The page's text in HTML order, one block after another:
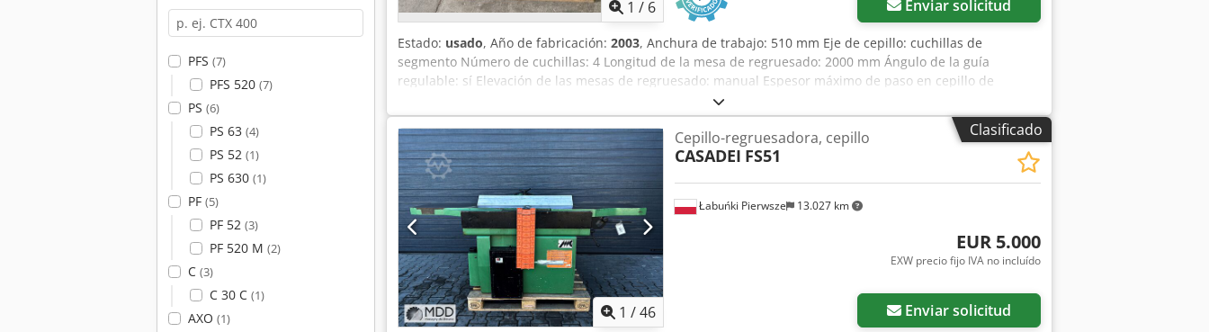
PFS (7)
PFS 520 (7)
PS (6)
PS 63 (4)
PS 52 (1)
PS 630 (1)
PF (5)
PF 52 (3)
PF 520 M (2)
C (3)
C 30 C (1)
AXO (1)
1 / 6 Enviar solicitud
Estado: usado, Año de fabricación: 2003, Anchura de trabajo: 510 mm Eje de cepillo: cuchillas de
segmento Número de cuchillas: 4 Longitud de la mesa de regruesado: 2000 mm Ángulo de la guía
regulable: sí Elevación de las mesas de regruesado: manual Espesor máximo de paso en cepillo de
regrueso: 230 mm Ajuste de altura de la mesa de grueso: eléctrico Indicación del espesor del cepillado:
pantalla digital Velocidad de avance: 7 / 14 m/min Rodillo de alimentación: acero Rodillo de salida: acero
Barra de presión: continua Rodillos en la mesa: sí Potencia del motor: 5,5 kW Dcjdpfx Aoxgn N Rsizjk Freno
del motor: sí Conexión de aspiración: 160 mm Longitud de la máquina: 2200 mm Anchura de la máquina:
950 mm Peso: 800 kg
Clasificado
1 /46
Łabuńki Pierwsze 13.027 km
Cepillo-regruesadora, cepillo
CASADEI FS51
EUR 5.000
EXW precio fijo IVA no incluído
Enviar solicitud